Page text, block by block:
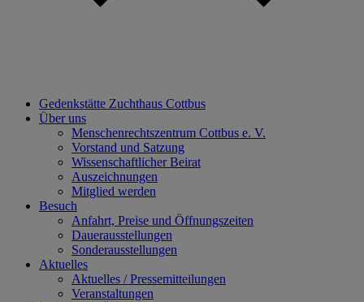
Gedenkstätte Zuchthaus Cottbus
Über uns
Menschenrechtszentrum Cottbus e. V.
Vorstand und Satzung
Wissenschaftlicher Beirat
Auszeichnungen
Mitglied werden
Besuch
Anfahrt, Preise und Öffnungszeiten
Dauerausstellungen
Sonderausstellungen
Aktuelles
Aktuelles / Pressemitteilungen
Veranstaltungen